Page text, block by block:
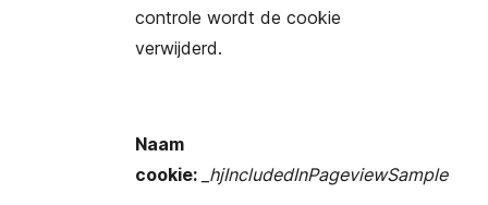
controle wordt de cookie
verwijderd.
Naam
cookie: _hjIncludedInPageviewSample